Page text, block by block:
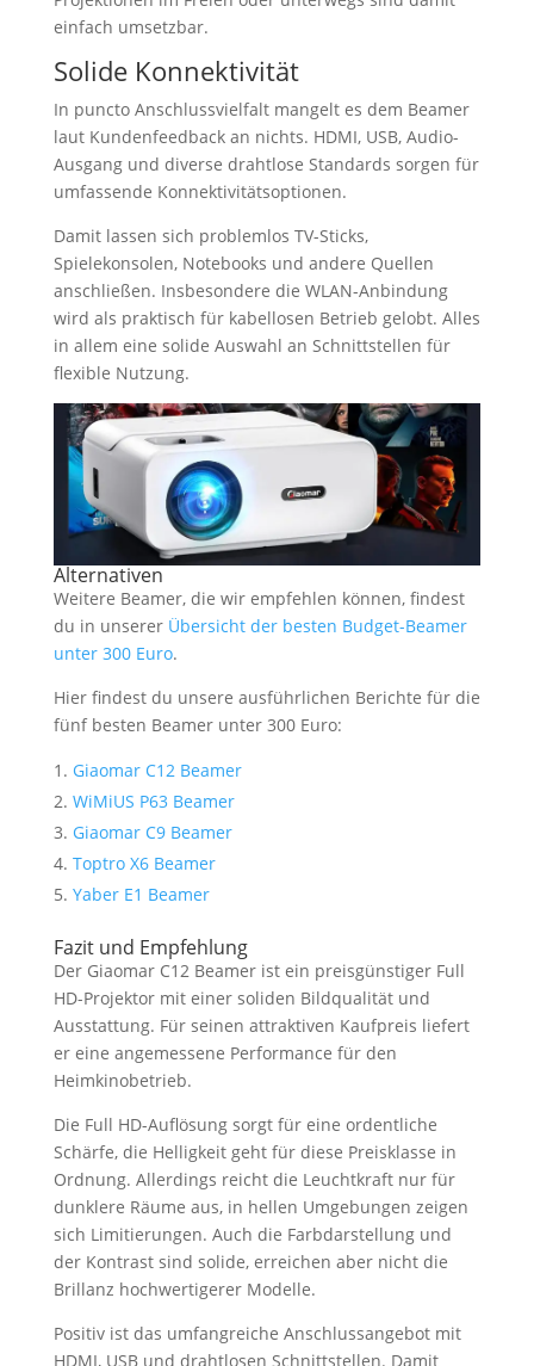
einfach umsetzbar.
Solide Konnektivität
In puncto Anschlussvielfalt mangelt es dem Beamer
laut Kundenfeedback an nichts. HDMI, USB, Audio-
Ausgang und diverse drahtlose Standards sorgen für
umfassende Konnektivitätsoptionen.
Damit lassen sich problemlos TV-Sticks,
Spielekonsolen, Notebooks und andere Quellen
anschließen. Insbesondere die WLAN-Anbindung
wird als praktisch für kabellosen Betrieb gelobt. Alles
in allem eine solide Auswahl an Schnittstellen für
flexible Nutzung.
Alternativen
Weitere Beamer, die wir empfehlen können, findest
du in unserer Übersicht der besten Budget-Beamer
unter 300 Euro.
Hier findest du unsere ausführlichen Berichte für die
fünf besten Beamer unter 300 Euro:
Giaomar C12 Beamer
WiMiUS P63 Beamer
Giaomar C9 Beamer
Toptro X6 Beamer
Yaber E1 Beamer
Fazit und Empfehlung
Der Giaomar C12 Beamer ist ein preisgünstiger Full
HD-Projektor mit einer soliden Bildqualität und
Ausstattung. Für seinen attraktiven Kaufpreis liefert
er eine angemessene Performance für den
Heimkinobetrieb.
Die Full HD-Auflösung sorgt für eine ordentliche
Schärfe, die Helligkeit geht für diese Preisklasse in
Ordnung. Allerdings reicht die Leuchtkraft nur für
dunklere Räume aus, in hellen Umgebungen zeigen
sich Limitierungen. Auch die Farbdarstellung und
der Kontrast sind solide, erreichen aber nicht die
Brillanz hochwertigerer Modelle.
Positiv ist das umfangreiche Anschlussangebot mit
HDMI, USB und drahtlosen Schnittstellen. Damit